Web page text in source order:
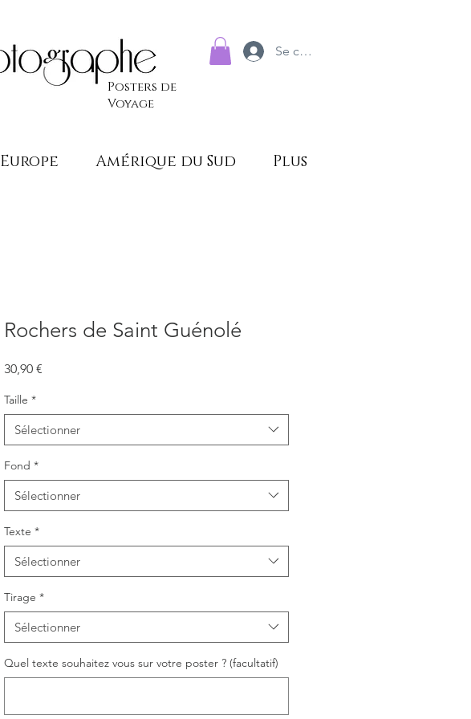
Posters de
Voyage
Se connecter
Europe Amérique du Sud Plus
Rochers de Saint Guénolé
30,90 €
Taille *
Sélectionner
Fond *
Sélectionner
Texte *
Sélectionner
Tirage *
Sélectionner
Quel texte souhaitez vous sur votre poster ? (facultatif)